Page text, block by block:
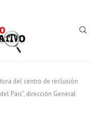
del centro de reclusión
Pais”, dirección General